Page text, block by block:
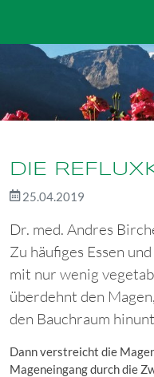
DIE
25.04.2019
Dr. med. Andres
Zu häufiges Essen
mit nur wenig
überdehnt den
den Bauchraum
Dann verstreicht die
Mageneingang durch die